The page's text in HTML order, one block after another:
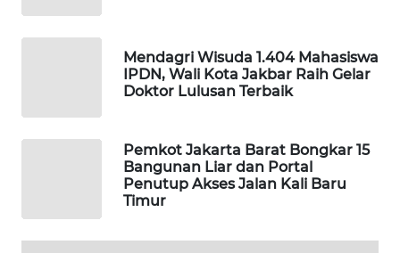
Mendagri Wisuda 1.404 Mahasiswa
IPDN, Wali Kota Jakbar Raih Gelar
Doktor Lulusan Terbaik
Pemkot Jakarta Barat Bongkar 15
Bangunan Liar dan Portal
Penutup Akses Jalan Kali Baru
Timur
TAMBANG
NEWS